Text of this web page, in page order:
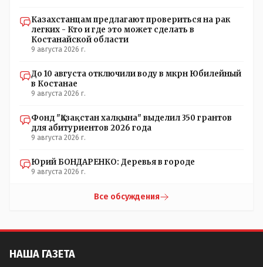
партиями.
Казахстанцам предлагают провериться на рак
легких - Кто и где это может сделать в
Костанайской области
9 августа 2026 г.
До 10 августа отключили воду в мкрн Юбилейный
в Костанае
9 августа 2026 г.
Фонд "Қазақстан халқына" выделил 350 грантов
для абитуриентов 2026 года
9 августа 2026 г.
Юрий БОНДАРЕНКО: Деревья в городе
9 августа 2026 г.
Все обсуждения
НАША ГАЗЕТА